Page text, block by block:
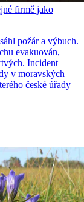
firmě jako
požár a výbuch.
evakuován,
Incident
v moravských
české úřady